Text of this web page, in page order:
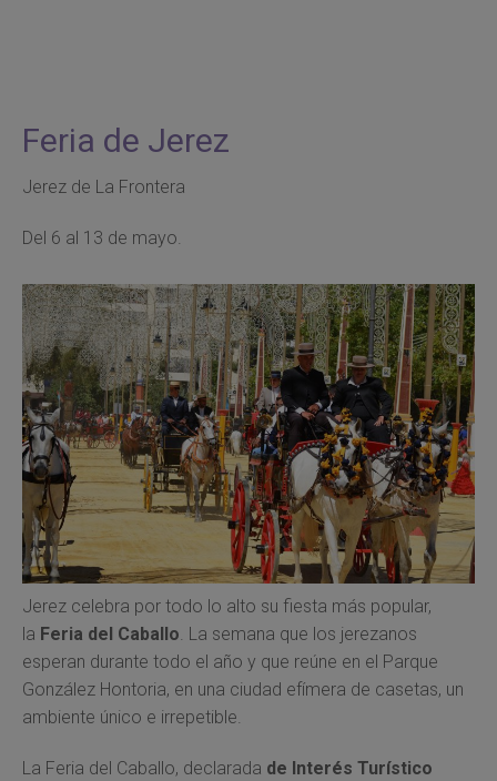
Feria de Jerez
Jerez de La Frontera
Del 6 al 13 de mayo.
Jerez celebra por todo lo alto su fiesta más popular,
la Feria del Caballo. La semana que los jerezanos
esperan durante todo el año y que reúne en el Parque
González Hontoria, en una ciudad efímera de casetas, un
ambiente único e irrepetible.
La Feria del Caballo, declarada de Interés Turístico